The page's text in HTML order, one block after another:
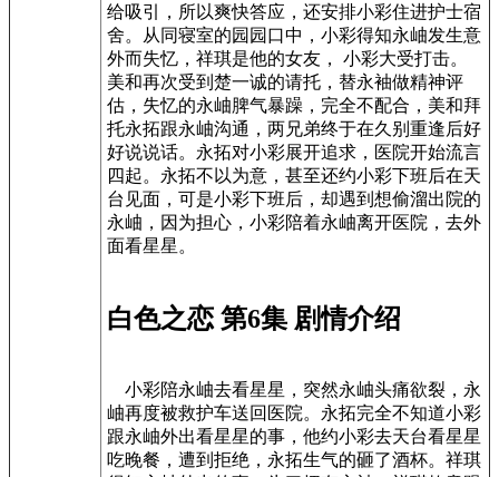
给吸引，所以爽快答应，还安排小彩住进护士宿
舍。从同寝室的园园口中，小彩得知永岫发生意
外而失忆，祥琪是他的女友， 小彩大受打击。
美和再次受到楚一诚的请托，替永袖做精神评
估，失忆的永岫脾气暴躁，完全不配合，美和拜
托永拓跟永岫沟通，两兄弟终于在久别重逢后好
好说说话。永拓对小彩展开追求，医院开始流言
四起。永拓不以为意，甚至还约小彩下班后在天
台见面，可是小彩下班后，却遇到想偷溜出院的
永岫，因为担心，小彩陪着永岫离开医院，去外
面看星星。
白色之恋 第6集 剧情介绍
小彩陪永岫去看星星，突然永岫头痛欲裂，永
岫再度被救护车送回医院。永拓完全不知道小彩
跟永岫外出看星星的事，他约小彩去天台看星星
吃晚餐，遭到拒绝，永拓生气的砸了酒杯。祥琪